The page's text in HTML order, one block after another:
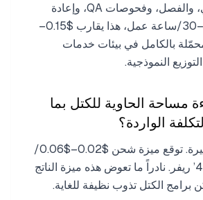
والتوازن الحراري، والفصل، وفحوصات QA، وإعادة
التجميد. عند $18–30/ساعة عمل، هذا يقارب $0.15–
محمّلة بالكامل في بيئات خدمات
النموذجية.
مساحة الحاوية للكتل بما
الواردة؟
تساعد، لكنها صغيرة. توقع ميزة شحن $0.02–$0.06/
كج للكتلة على 40’ ريفر. نادراً ما تعوض هذه ميزة الناتج
برامج الكتل تذوب نظيفة للغاية.